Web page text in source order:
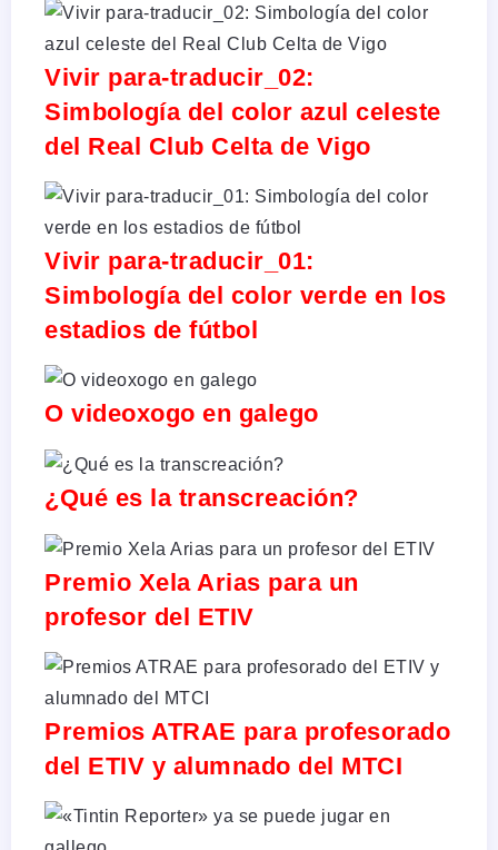
Vivir para-traducir_02:
Simbología del color azul celeste
del Real Club Celta de Vigo
Vivir para-traducir_01:
Simbología del color verde en los
estadios de fútbol
O videoxogo en galego
¿Qué es la transcreación?
Premio Xela Arias para un
profesor del ETIV
Premios ATRAE para profesorado
del ETIV y alumnado del MTCI